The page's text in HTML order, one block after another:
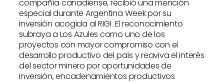
compañía canadiense, recibió una mención
especial durante Argentina Week por su
inversión acogida al RIGI. El reconocimiento
subraya a Los Azules como uno de los
proyectos con mayor compromiso con el
desarrollo productivo del país y reaviva el interés
del sector minero por oportunidades de
inversión, encadenamientos productivos